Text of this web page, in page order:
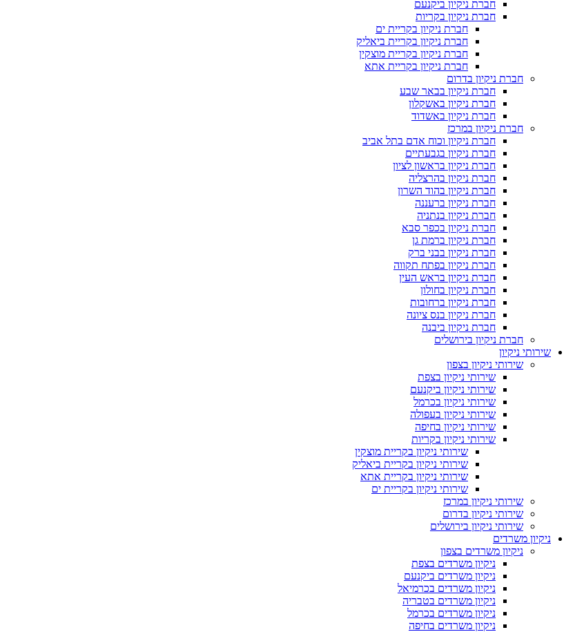
חברת ניקיון ביקנעם
חברת ניקיון בקריות
חברת ניקיון בקריית ים
חברת ניקיון בקריית ביאליק
חברת ניקיון בקריית מוצקין
חברת ניקיון בקריית אתא
חברת ניקיון בדרום
חברת ניקיון בבאר שבע
חברת ניקיון באשקלון
חברת ניקיון באשדוד
חברת ניקיון במרכז
חברת ניקיון וכוח אדם בתל אביב
חברת ניקיון בגבעתיים
חברת ניקיון בראשון לציון
חברת ניקיון בהרצליה
חברת ניקיון בהוד השרון
חברת ניקיון ברעננה
חברת ניקיון בנתניה
חברת ניקיון בכפר סבא
חברת ניקיון ברמת גן
חברת ניקיון בבני ברק
חברת ניקיון בפתח תקווה
חברת ניקיון בראש העין
חברת ניקיון בחולון
חברת ניקיון ברחובות
חברת ניקיון בנס ציונה
חברת ניקיון ביבנה
חברת ניקיון בירושלים
שירותי ניקיון
שירותי ניקיון בצפון
שירותי ניקיון בצפת
שירותי ניקיון ביקנעם
שירותי ניקיון בכרמל
שירותי ניקיון בעפולה
שירותי ניקיון בחיפה
שירותי ניקיון בקריות
שירותי ניקיון בקריית מוצקין
שירותי ניקיון בקריית ביאליק
שירותי ניקיון בקריית אתא
שירותי ניקיון בקריית ים
שירותי ניקיון במרכז
שירותי ניקיון בדרום
שירותי ניקיון בירושלים
ניקיון משרדים
ניקיון משרדים בצפון
ניקיון משרדים בצפת
ניקיון משרדים ביקנעם
ניקיון משרדים בכרמיאל
ניקיון משרדים בטבריה
ניקיון משרדים בכרמל
ניקיון משרדים בחיפה